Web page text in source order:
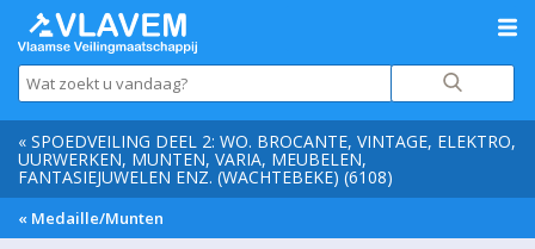
« SPOEDVEILING DEEL 2: WO. BROCANTE, VINTAGE, ELEKTRO,
UURWERKEN, MUNTEN, VARIA, MEUBELEN,
FANTASIEJUWELEN ENZ. (WACHTEBEKE) (6108)
« Medaille/Munten